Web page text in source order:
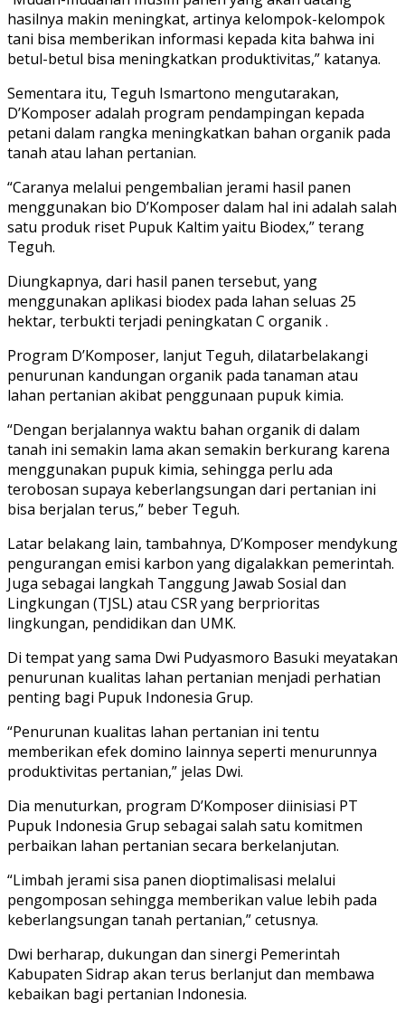
hasilnya makin meningkat, artinya kelompok-kelompok
tani bisa memberikan informasi kepada kita bahwa ini
betul-betul bisa meningkatkan produktivitas,” katanya.
Sementara itu, Teguh Ismartono mengutarakan,
D’Komposer adalah program pendampingan kepada
petani dalam rangka meningkatkan bahan organik pada
tanah atau lahan pertanian.
“Caranya melalui pengembalian jerami hasil panen
menggunakan bio D’Komposer dalam hal ini adalah salah
satu produk riset Pupuk Kaltim yaitu Biodex,” terang
Teguh.
Diungkapnya, dari hasil panen tersebut, yang
menggunakan aplikasi biodex pada lahan seluas 25
hektar, terbukti terjadi peningkatan C organik .
Program D’Komposer, lanjut Teguh, dilatarbelakangi
penurunan kandungan organik pada tanaman atau
lahan pertanian akibat penggunaan pupuk kimia.
“Dengan berjalannya waktu bahan organik di dalam
tanah ini semakin lama akan semakin berkurang karena
menggunakan pupuk kimia, sehingga perlu ada
terobosan supaya keberlangsungan dari pertanian ini
bisa berjalan terus,” beber Teguh.
Latar belakang lain, tambahnya, D’Komposer mendykung
pengurangan emisi karbon yang digalakkan pemerintah.
Juga sebagai langkah Tanggung Jawab Sosial dan
Lingkungan (TJSL) atau CSR yang berprioritas
lingkungan, pendidikan dan UMK.
Di tempat yang sama Dwi Pudyasmoro Basuki meyatakan
penurunan kualitas lahan pertanian menjadi perhatian
penting bagi Pupuk Indonesia Grup.
“Penurunan kualitas lahan pertanian ini tentu
memberikan efek domino lainnya seperti menurunnya
produktivitas pertanian,” jelas Dwi.
Dia menuturkan, program D’Komposer diinisiasi PT
Pupuk Indonesia Grup sebagai salah satu komitmen
perbaikan lahan pertanian secara berkelanjutan.
“Limbah jerami sisa panen dioptimalisasi melalui
pengomposan sehingga memberikan value lebih pada
keberlangsungan tanah pertanian,” cetusnya.
Dwi berharap, dukungan dan sinergi Pemerintah
Kabupaten Sidrap akan terus berlanjut dan membawa
kebaikan bagi pertanian Indonesia.